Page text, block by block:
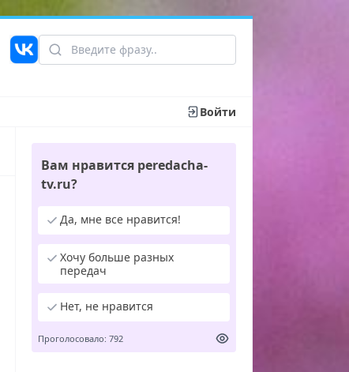
Войти
Вам нравится peredacha-
tv.ru?
Да, мне все нравится!
Хочу больше разных
передач
Нет, не нравится
Проголосовало: 792